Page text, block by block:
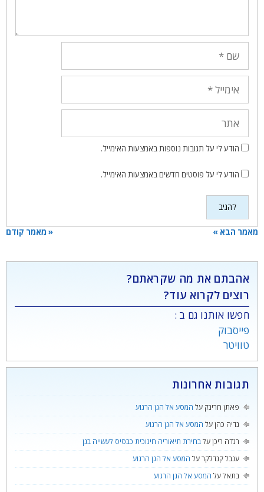
הודע לי על תגובות נוספות באמצעות האימייל.
הודע לי על פוסטים חדשים באמצעות האימייל.
« מאמר קודם מאמר הבא »
אהבתם את מה שקראתם?
רוצים לקרוא עוד?
חפשו אותנו גם ב :
פייסבוק
טוויטר
תגובות אחרונות
פאתן חרינק על המסע אל הגן הרגוע
נדיה כהןעל המסע אל הגן הרגוע
רגדה ריכןעלבחירת תיאוריה חינוכית כבסיס לעשייה בגן
ענבל קנדלקרעל המסע אל הגן הרגוע
בתאלעל המסע אל הגן הרגוע